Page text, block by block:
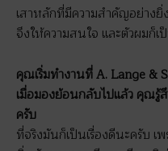
เสาหลักที่มีความสำคัญอย่างยิ่
จึงให้ความสนใจ และตัวผมก็
คุณเริ่มทำงานที่ A. Lange &
เมื่อมองย้อนกลับไปแล้ว คุณรู้
ครับ
ที่จริงมันก็เป็นเรื่องดีนะครับ เ